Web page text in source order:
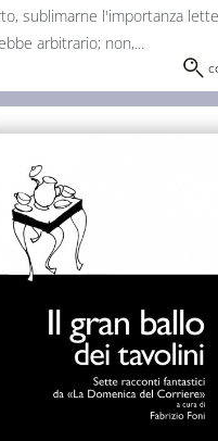
sublimarne l'importanza
arbitrario; non,...